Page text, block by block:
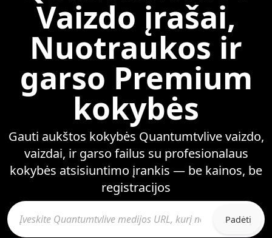
Vaizdo įrašai,
Nuotraukos ir
garso Premium
kokybės
Gauti aukštos kokybės Quantumtvlive vaizdo,
vaizdai, ir garso failus su profesionalaus
kokybės atsisiuntimo įrankis — be kainos, be
registracijos
Padėti